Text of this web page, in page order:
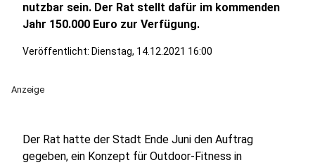
nutzbar sein. Der Rat stellt dafür im kommenden
Jahr 150.000 Euro zur Verfügung.
Veröffentlicht: Dienstag, 14.12.2021 16:00
Anzeige
Der Rat hatte der Stadt Ende Juni den Auftrag
gegeben, ein Konzept für Outdoor-Fitness in